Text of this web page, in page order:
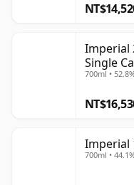
Imperial
Single
700ml •
Imperial
700ml •